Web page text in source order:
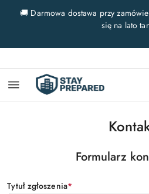
Przejdź do treści głównej
Przejdź do wyszukiwarki
Przejdź do moje konto
Przejdź do menu
Przejdź do stopki
🚚 Darmowa dostawa przy
się na lato
Formularz
Tytuł zgłoszenia*